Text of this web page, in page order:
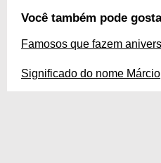
Você também pode
Famosos que fazem
Significado do nome Márcio